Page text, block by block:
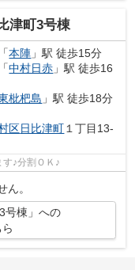
津町3号棟
「本陣 」駅 徒歩15分
「中村日赤 」駅 徒歩16
枇杷島 」駅 徒歩18分
区日比津町 １丁目13-
♪分割ＯＫ♪
ん。
号棟」への